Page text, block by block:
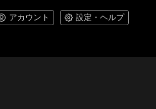
アカウント 設定・ヘルプ